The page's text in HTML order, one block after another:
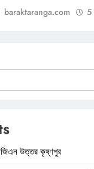
baraktaranga.com 5
উত্তর কৃষ্ণপুর